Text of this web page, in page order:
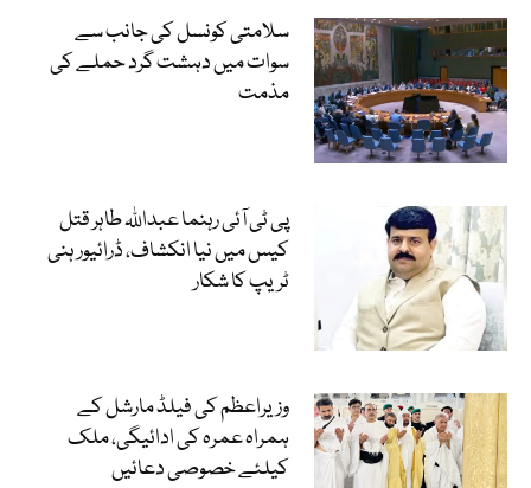
سلامتی کونسل کی جانب سے
سوات میں دہشت گرد حملے کی
مذمت
پی ٹی آئی رہنما عبداللہ طاہر قتل
کیس میں نیا انکشاف، ڈرائیور ہنی
ٹریپ کا شکار
وزیراعظم کی فیلڈ مارشل کے
ہمراہ عمرہ کی ادائیگی، ملک
کیلئے خصوصی دعائیں